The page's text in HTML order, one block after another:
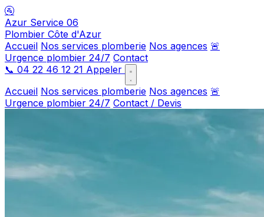
🚰
Azur Service 06
Plombier Côte d'Azur
Accueil Nos services plomberie Nos agences 🚨
Urgence plombier 24/7 Contact
📞 04 22 46 12 21 Appeler
Accueil Nos services plomberie Nos agences 🚨
Urgence plombier 24/7 Contact / Devis